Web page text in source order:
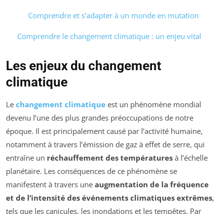
Comprendre et s’adapter à un monde en mutation
Comprendre le changement climatique : un enjeu vital
Les enjeux du changement
climatique
Le changement climatique est un phénomène mondial
devenu l’une des plus grandes préoccupations de notre
époque. Il est principalement causé par l’activité humaine,
notamment à travers l’émission de gaz à effet de serre, qui
entraîne un réchauffement des températures à l’échelle
planétaire. Les conséquences de ce phénomène se
manifestent à travers une augmentation de la fréquence
et de l’intensité des événements climatiques extrêmes,
tels que les canicules, les inondations et les tempêtes. Par